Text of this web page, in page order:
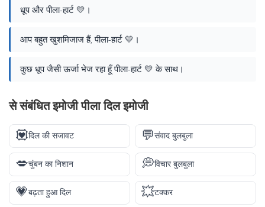
धूप और पीला-हार्ट 💛।
आप बहुत खुशमिजाज हैं, पीला-हार्ट 💛।
कुछ धूप जैसी ऊर्जा भेज रहा हूँ पीला-हार्ट 💛 के साथ।
से संबंधित इमोजी पीला दिल इमोजी
💟दिल की सजावट 💬संवाद बुलबुला
💋चुंबन का निशान 💭विचार बुलबुला
💗बढ़ता हुआ दिल 💥टक्कर